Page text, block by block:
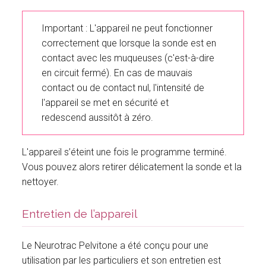
Important : L'appareil ne peut fonctionner
correctement que lorsque la sonde est en
contact avec les muqueuses (c'est-à-dire
en circuit fermé). En cas de mauvais
contact ou de contact nul, l'intensité de
l'appareil se met en sécurité et
redescend aussitôt à zéro.
L'appareil s’éteint une fois le programme terminé.
Vous pouvez alors retirer délicatement la sonde et la
nettoyer.
Entretien de l’appareil
Le Neurotrac Pelvitone a été conçu pour une
utilisation par les particuliers et son entretien est